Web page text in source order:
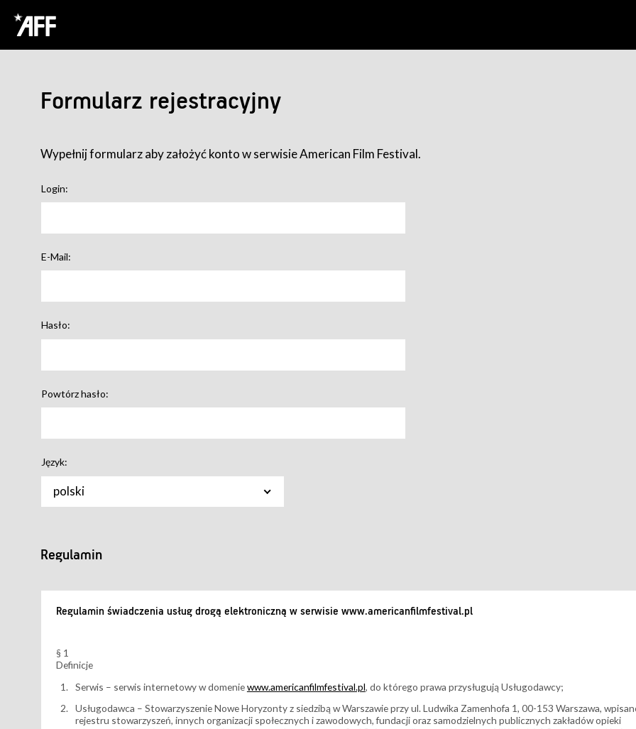
Formularz rejestracyjny
Wypełnij formularz aby założyć konto w serwisie American Film Festival.
Login:
E-Mail:
Hasło:
Powtórz hasło:
Język:
polski
Regulamin
Regulamin świadczenia usług drogą elektroniczną w serwisie www.americanfilmfestival.pl
§ 1
Definicje
Serwis – serwis internetowy w domeniewww.americanfilmfestival.pl, do którego prawa przysługują Usługodawcy;
Usługodawca – Stowarzyszenie Nowe Horyzonty z siedzibą w Warszawie przy ul. Ludwika Zamenhofa 1, 00-153 Warszawa,
rejestru stowarzyszeń, innych organizacji społecznych i zawodowych, fundacji oraz samodzielnych publicznych zakładów opieki